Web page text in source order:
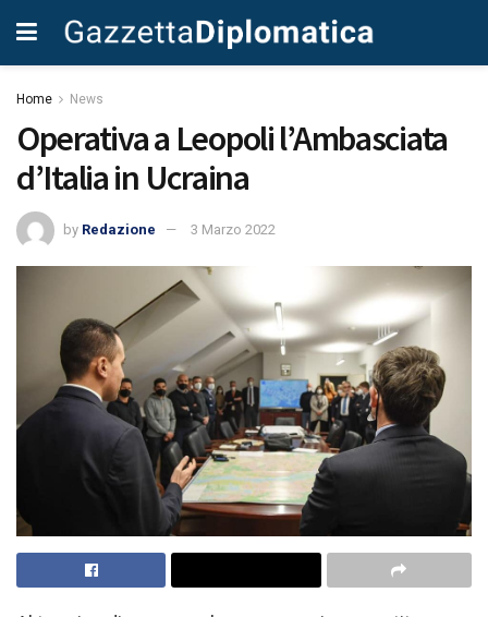
Home News
Operativa a Leopoli l’Ambasciata
d’Italia in Ucraina
by Redazione 3 Marzo 2022